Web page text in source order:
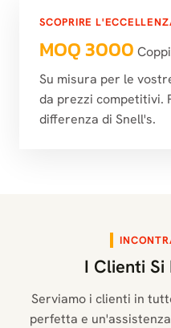
SCOPRIRE
MOQ 3000
Su misura per le
da prezzi competitivi.
differenza di Snell's.
I Clienti Si
Serviamo i clienti in
perfetta e